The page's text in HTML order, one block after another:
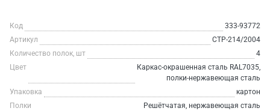
Код
333-93772
Артикул
СТР-214/2004
Количество полок, шт
4
Цвет
Каркас-окрашенная сталь RAL7035,
полки-нержавеющая сталь
Упаковка
картон
Полки
Решётчатая, нержавеющая сталь